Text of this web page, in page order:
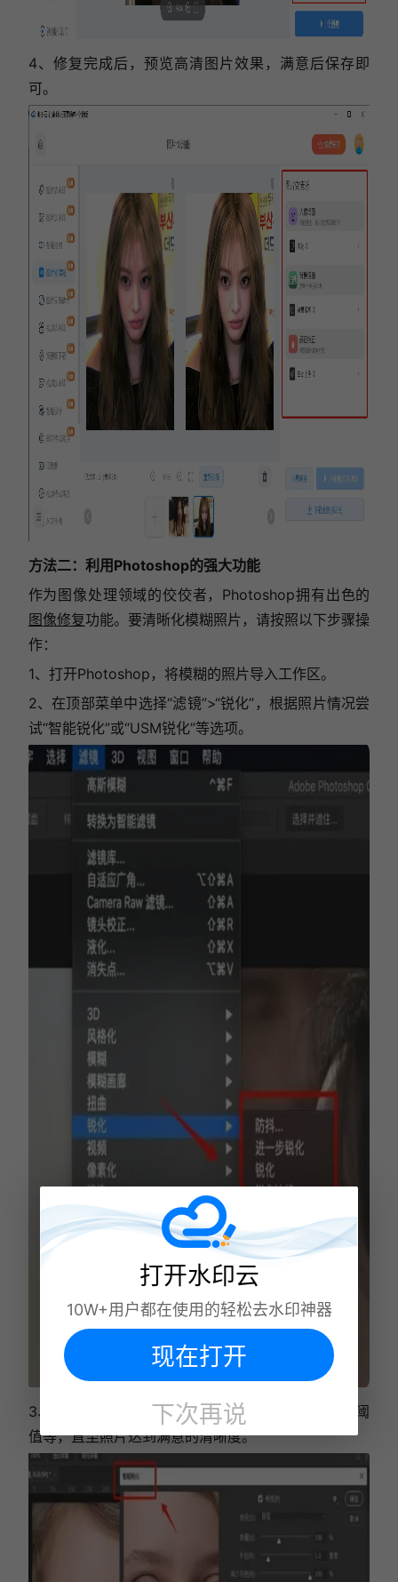
4、修复完成后，预览高清图片效果，满意后保存即
可。
方法二：利用Photoshop的强大功能
作为图像处理领域的佼佼者，Photoshop拥有出色的
图像修复功能。要清晰化模糊照片，请按照以下步骤操
作：
1、打开Photoshop，将模糊的照片导入工作区。
2、在顶部菜单中选择“滤镜”>“锐化”，根据照片情况尝
试“智能锐化”或“USM锐化”等选项。
3、精细调整锐化工具的各项参数，如数量、半径、阈
值等，直至照片达到满意的清晰度。
打开水印云
10W+用户都在使用的轻松去水印神器
现在打开
下次再说